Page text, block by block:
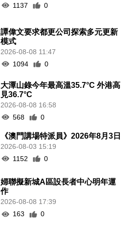
1137 0
譚偉文要求都更公司探索多元更新
模式
2026-08-08 11:47
1094
0
大潭山錄今年最高溫35.7°C 外港高
見36.7°C
2026-08-08 16:58
568
0
《澳門講場特派員》2026年8月3日
2026-08-03 15:19
1152
0
婦聯擬新城A區設長者中心明年運
作
2026-08-08 17:39
163
0